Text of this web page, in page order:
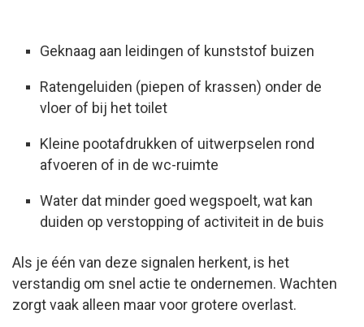
Geknaag aan leidingen of kunststof buizen
Ratengeluiden (piepen of krassen) onder de
vloer of bij het toilet
Kleine pootafdrukken of uitwerpselen rond
afvoeren of in de wc-ruimte
Water dat minder goed wegspoelt, wat kan
duiden op verstopping of activiteit in de buis
Als je één van deze signalen herkent, is het
verstandig om snel actie te ondernemen. Wachten
zorgt vaak alleen maar voor grotere overlast.